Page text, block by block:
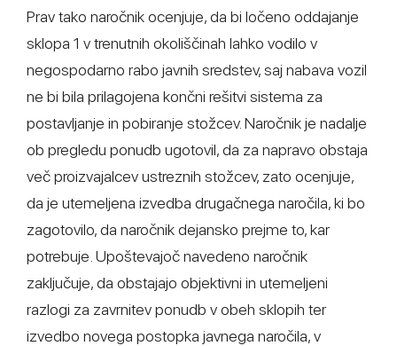
Prav tako naročnik ocenjuje, da bi ločeno oddajanje
sklopa 1 v trenutnih okoliščinah lahko vodilo v
negospodarno rabo javnih sredstev, saj nabava vozil
ne bi bila prilagojena končni rešitvi sistema za
postavljanje in pobiranje stožcev. Naročnik je nadalje
ob pregledu ponudb ugotovil, da za napravo obstaja
več proizvajalcev ustreznih stožcev, zato ocenjuje,
da je utemeljena izvedba drugačnega naročila, ki bo
zagotovilo, da naročnik dejansko prejme to, kar
potrebuje. Upoštevajoč navedeno naročnik
zaključuje, da obstajajo objektivni in utemeljeni
razlogi za zavrnitev ponudb v obeh sklopih ter
izvedbo novega postopka javnega naročila, v